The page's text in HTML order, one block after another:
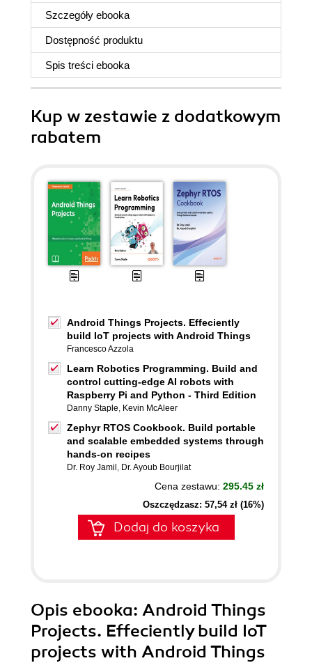
Szczegóły ebooka
Dostępność produktu
Spis treści ebooka
Kup w zestawie z dodatkowym
rabatem
Android Things Projects. Effeciently
build IoT projects with Android Things
Francesco Azzola
Learn Robotics Programming. Build and
control cutting-edge AI robots with
Raspberry Pi and Python - Third Edition
Danny Staple, Kevin McAleer
Zephyr RTOS Cookbook. Build portable
and scalable embedded systems through
hands-on recipes
Dr. Roy Jamil , Dr. Ayoub Bourjilat
Cena zestawu: 295.45 zł
Oszczędzasz: 57,54 zł (16%)
Dodaj do koszyka
Opis ebooka: Android Things
Projects. Effeciently build IoT
projects with Android Things